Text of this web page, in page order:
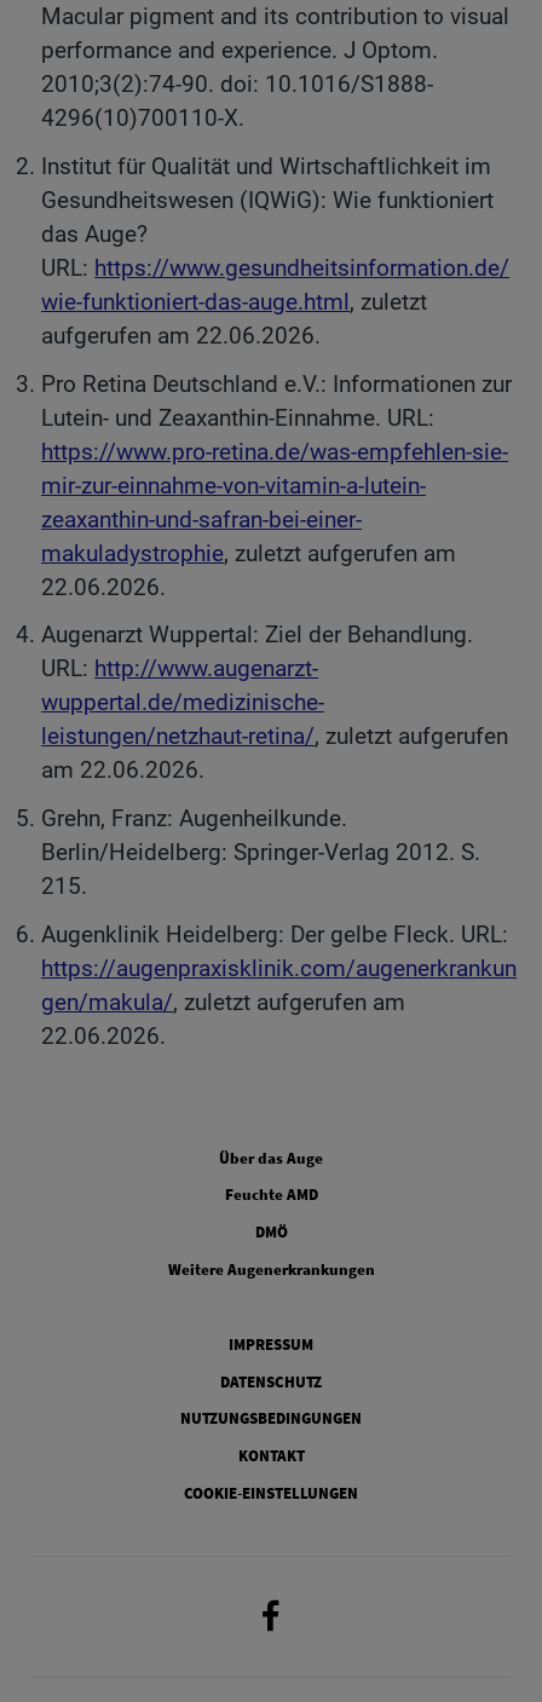
Macular pigment and its contribution to visual
performance and experience. J Optom.
2010;3(2):74-90. doi: 10.1016/S1888-
4296(10)700110-X.
Institut für Qualität und Wirtschaftlichkeit im
Gesundheitswesen (IQWiG): Wie funktioniert
das Auge?
URL: https://www.gesundheitsinformation.de/
wie-funktioniert-das-auge.html, zuletzt
aufgerufen am 22.06.2026.
Pro Retina Deutschland e.V.: Informationen zur
Lutein- und Zeaxanthin-Einnahme. URL:
https://www.pro-retina.de/was-empfehlen-sie-
mir-zur-einnahme-von-vitamin-a-lutein-
zeaxanthin-und-safran-bei-einer-
makuladystrophie, zuletzt aufgerufen am
22.06.2026.
Augenarzt Wuppertal: Ziel der Behandlung.
URL: http://www.augenarzt-
wuppertal.de/medizinische-
leistungen/netzhaut-retina/, zuletzt aufgerufen
am 22.06.2026.
Grehn, Franz: Augenheilkunde.
Berlin/Heidelberg: Springer-Verlag 2012. S.
215.
Augenklinik Heidelberg: Der gelbe Fleck. URL:
https://augenpraxisklinik.com/augenerkrankun
gen/makula/, zuletzt aufgerufen am
22.06.2026.
Über das Auge
Feuchte AMD
DMÖ
Weitere Augenerkrankungen
IMPRESSUM
DATENSCHUTZ
NUTZUNGSBEDINGUNGEN
KONTAKT
COOKIE-EINSTELLUNGEN